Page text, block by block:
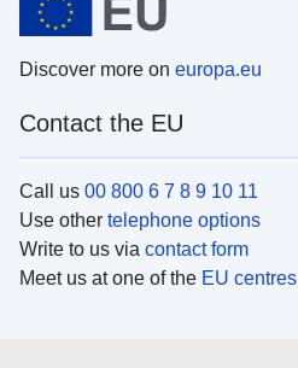
Discover more on europa.eu
Contact the EU
Call us 00 800 6 7 8 9 10 11
Use other telephone options
Write to us via contact form
Meet us at one of the EU centres